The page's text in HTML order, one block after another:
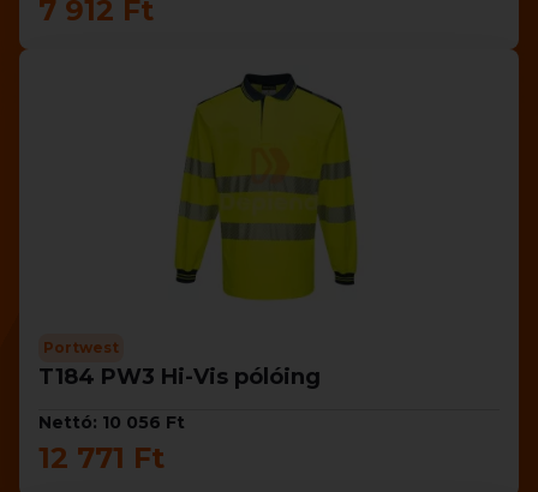
7 912 Ft
Portwest
T184 PW3 Hi-Vis pólóing
Nettó: 10 056 Ft
12 771 Ft